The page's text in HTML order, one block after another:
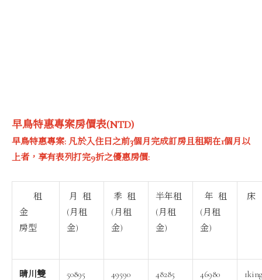
早鳥特惠專案房價表(NTD)
早鳥特惠專案: 凡於入住日之前3個月完成訂房且租期在1個月以
上者，享有表列打完9折之優惠房價:
租
金
房型
月 租
(月租
金)
季 租
(月租
金)
半年租
(月租
金)
年 租
(月租
金)
床
晴川雙
50895 49590 48285 46980